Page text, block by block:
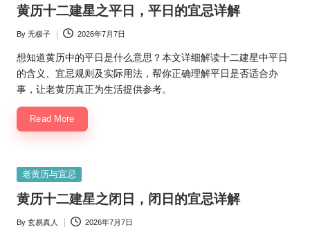
历
历
查
询
_2ebc.com
黄历十二建星之平日，平日的宜忌详解
Posted
by
By 无极子 2026年7月7日
想知道黄历中的平日是什么意思？本文详细解读十二建星中平日
的含义、宜忌规则及实际用法，帮你正确理解平日是否适合办
事，让老黄历真正为生活提供参考。
Read More
Posted
老黄历与宜忌
黄历十二建星之闭日，闭日的宜忌详解
Posted
By 玄易真人 2026年7月7日